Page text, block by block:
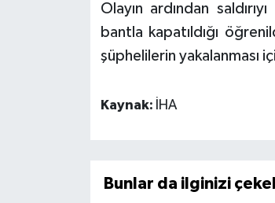
Olayın ardından
bantla kapatıldığı
şüphelilerin yakalanması
Kaynak: İHA
Bunlar da ilginizi